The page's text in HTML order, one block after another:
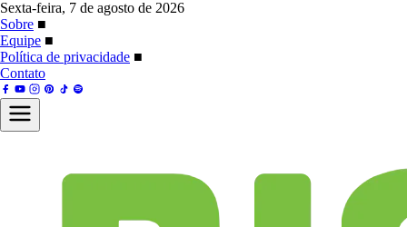
Sexta-feira, 7 de agosto de 2026
Sobre ■
Equipe ■
Política de privacidade ■
Contato